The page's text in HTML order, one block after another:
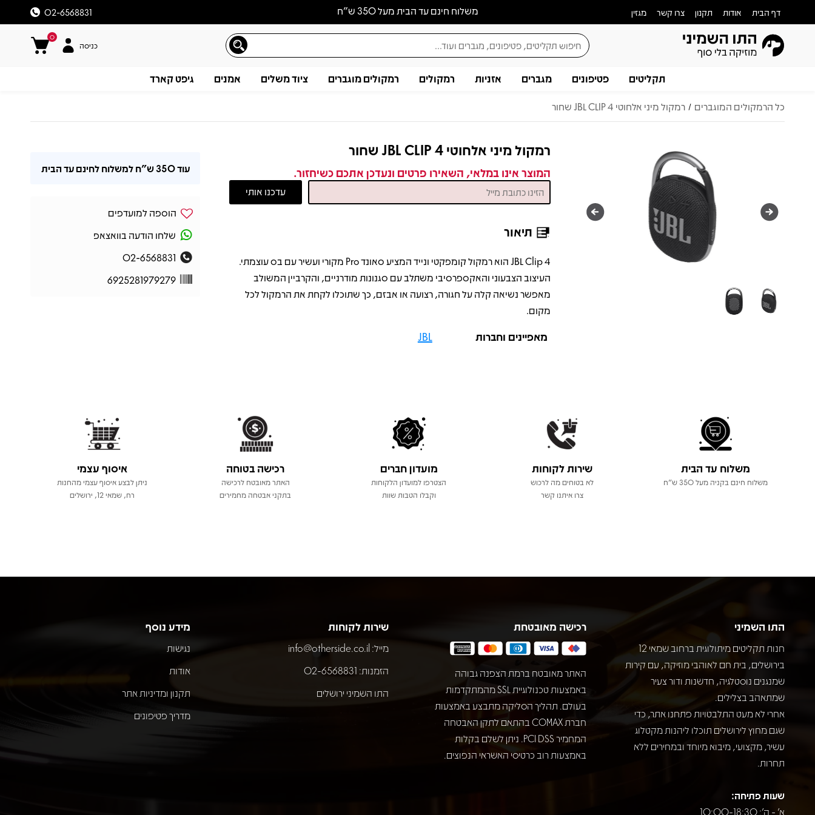
משלוח חינם עד הבית מעל 350 ש״ח דף הבית אודות תקנון צרו קשר מגזין 02-6568831
0
כניסה
תקליטים פטיפונים מגברים אזניות רמקולים רמקולים מוגברים ציוד משלים אמנים גיפט קארד
כל הרמקולים המוגברים / רמקול מיני אלחוטי JBL CLIP 4 שחור
רמקול מיני אלחוטי JBL CLIP 4 שחור
המוצר אינו במלאי, השאירו פרטים ונעדכן אתכם כשיחזור.
תיאור
תיאור
JBL Clip 4 הוא רמקול קומפקטי ונייד המציע סאונד Pro מקורי ועשיר עם בס עוצמתי.
העיצוב הצבעוני והאקספרסיבי משתלב עם סגנונות מודרניים, והקרביין המשולב
מאפשר נשיאה קלה על חגורה, רצועה או אבזם, כך שתוכלו לקחת את הרמקול לכל
מקום.
מאפיינים וחברות JBL
עוד350 ש"ח למשלוח לחינם עד הבית
הוספה למועדפים
שלחו הודעה בוואצאפ
02-6568831
6925281979279
משלוח עד הבית
משלוח חינם בקניה מעל 350 ש"ח
שירות לקוחות
לא בטוחים מה לרכוש
צרו איתנו קשר
מועדון חברים
הצטרפו למועדון הלקוחות
וקבלו הטבות שוות
רכישה בטוחה
האתר מאובטח לרכישה
בתקני אבטחה מחמירים
איסוף עצמי
ניתן לבצע איסוף עצמי מהחנות
רח, שמאי 12, ירושלים
התו השמיני
חנות תקליטים מיתולוגית ברחוב שמאי 12
בירושלים, בית חם לאוהבי מוזיקה, עם קירות
שמנגנים נוסטלגיה, חדשנות ודור צעיר
שמתאהב בצלילים.
אחרי לא מעט התלבטויות פתחנו אתר, כדי
שגם מחוץ לירושלים תוכלו ליהנות מקטלוג
עשיר, מקצועי, מיבוא מיוחד ובמחירים ללא
תחרות.
שעות פתיחה:
א' - ה': 10:00-18:30
רכישה מאובטחת
האתר מאובטח ברמת הצפנה גבוהה
באמצעות טכנולוגיית SSL מהמתקדמות
בעולם. תהליך הסליקה מתבצע באמצעות
חברת COMAX בהתאם לתקן האבטחה
המחמיר PCI DSS. ניתן לשלם בקלות
באמצעות רוב כרטיסי האשראי הנפוצים.
שירות לקוחות
מייל: info@otherside.co.il
הזמנות: 02-6568831
התו השמיני ירושלים
מידע נוסף
נגישות
אודות
תקנון ומדיניות אתר
מדריך פטיפונים